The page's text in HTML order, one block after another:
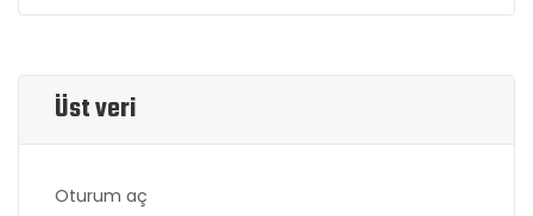
Üst veri
Oturum aç